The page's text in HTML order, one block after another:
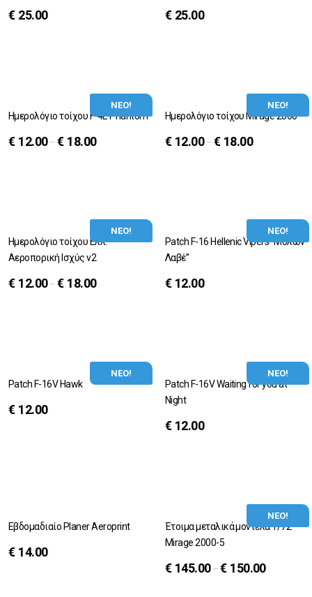
€ 25.00 € 25.00
ΝΕΟ!
Ημερολόγιο τοίχου F-4E Phantom
€ 12.00–€ 18.00
ΝΕΟ!
Ημερολόγιο τοίχου Mirage 2000
€ 12.00–€ 18.00
ΝΕΟ!
Ημερολόγιο τοίχου Ελλ.
Αεροπορική Ισχύς v2
€ 12.00–€ 18.00
ΝΕΟ!
Patch F-16 Hellenic Vipers “Μολών
Λαβέ”
€ 12.00
ΝΕΟ!
Patch F-16V Hawk
€ 12.00
ΝΕΟ!
Patch F-16V Waiting for you at
Night
€ 12.00
Εβδομαδιαίο Planer Aeroprint
€ 14.00
ΝΕΟ!
Έτοιμα μεταλικά μοντέλα 1/72
Mirage 2000-5
€ 145.00–€ 150.00